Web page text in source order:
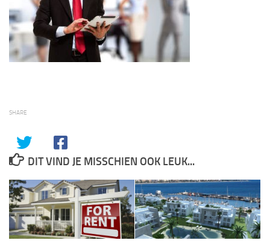
SHARE
DIT VIND JE MISSCHIEN OOK LEUK...